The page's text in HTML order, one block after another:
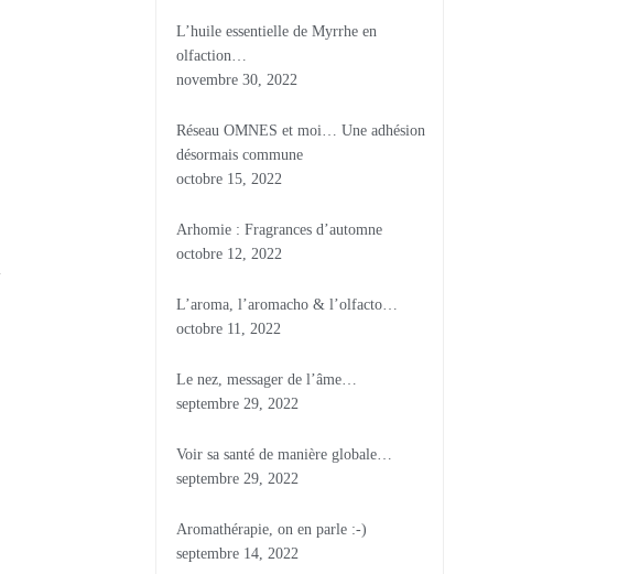
L’huile essentielle de Myrrhe en
olfaction…
novembre 30, 2022
Réseau OMNES et moi… Une adhésion
désormais commune
octobre 15, 2022
Arhomie : Fragrances d’automne
octobre 12, 2022
L’aroma, l’aromacho & l’olfacto…
octobre 11, 2022
Le nez, messager de l’âme…
septembre 29, 2022
Voir sa santé de manière globale…
septembre 29, 2022
Aromathérapie, on en parle :-)
septembre 14, 2022